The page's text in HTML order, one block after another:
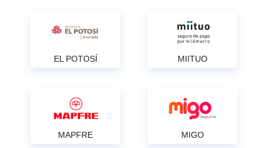
EL POTOSÍ MIITUO
MAPFRE MIGO